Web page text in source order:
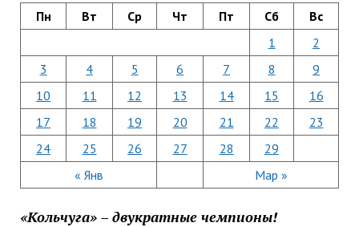
Пн Вт Ср Чт Пт Сб Вс
« Янв Мар »
1
2
3
4 5 6 7 8
9
10
11 12 13 14 15
16
17
18 19 20 21 22
23
24
25 26 27 28 29
«Кольчуга» – двукратные чемпионы!